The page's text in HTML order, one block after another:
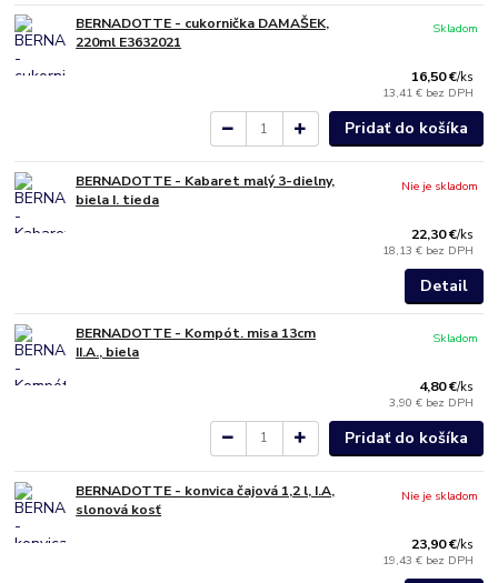
BERNADOTTE - cukornička DAMAŠEK,
220ml E3632021
16,50 €/ks
13,41 € bez DPH
Skladom
Pridať do košíka
BERNADOTTE - Kabaret malý 3-dielny,
biela I. tieda
22,30 €/ks
18,13 € bez DPH
Nie je skladom
Detail
BERNADOTTE - Kompót. misa 13cm
II.A., biela
4,80 €/ks
3,90 € bez DPH
Skladom
Pridať do košíka
BERNADOTTE - konvica čajová 1,2 l, I.A,
slonová kosť
23,90 €/ks
19,43 € bez DPH
Nie je skladom